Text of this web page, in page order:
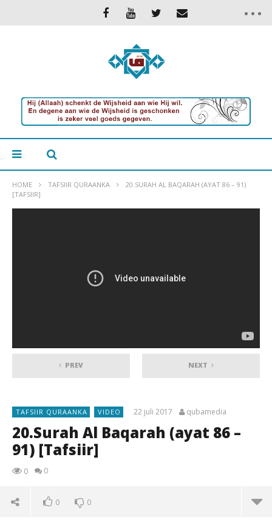
HOME TAFSIIR QURAANKA
20.SURAH AL BAQARAH (AYAT 86 – 91)
[TAFSIIR]
PREV NEXT
TAFSIIR QURAANKA VIDEO 22 juli 2017 qubamedia
20.Surah Al Baqarah (ayat 86 –
91) [Tafsiir]
0 0
0 0